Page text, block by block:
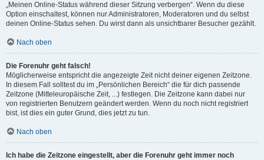
„Meinen Online-Status während dieser Sitzung verbergen“. Wenn du diese
Option einschaltest, können nur Administratoren, Moderatoren und du selbst
deinen Online-Status sehen. Du wirst dann als unsichtbarer Besucher gezählt.
Nach oben
Die Forenuhr geht falsch!
Möglicherweise entspricht die angezeigte Zeit nicht deiner eigenen Zeitzone.
In diesem Fall solltest du im „Persönlichen Bereich“ die für dich passende
Zeitzone (Mitteleuropäische Zeit, ...) festlegen. Die Zeitzone kann dabei nur
von registrierten Benutzern geändert werden. Wenn du noch nicht registriert
bist, ist dies ein guter Grund, dies jetzt zu tun.
Nach oben
Ich habe die Zeitzone eingestellt, aber die Forenuhr geht immer noch